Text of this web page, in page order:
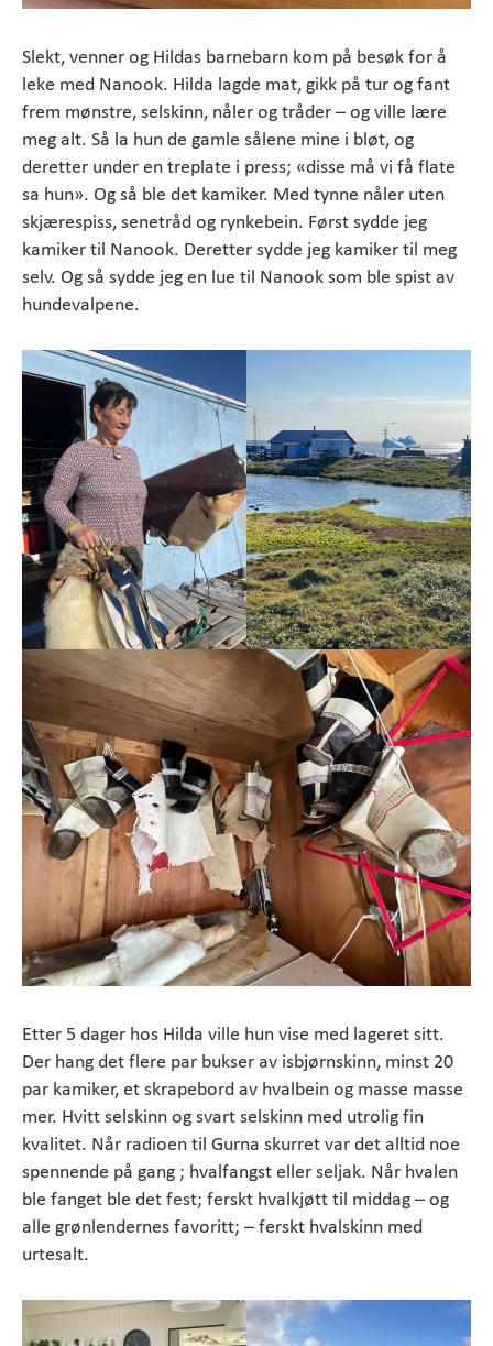
Slekt, venner og Hildas barnebarn kom på besøk for å
leke med Nanook. Hilda lagde mat, gikk på tur og fant
frem mønstre, selskinn, nåler og tråder – og ville lære
meg alt. Så la hun de gamle sålene mine i bløt, og
deretter under en treplate i press; «disse må vi få flate
sa hun». Og så ble det kamiker. Med tynne nåler uten
skjærespiss, senetråd og rynkebein. Først sydde jeg
kamiker til Nanook. Deretter sydde jeg kamiker til meg
selv. Og så sydde jeg en lue til Nanook som ble spist av
hundevalpene.
Etter 5 dager hos Hilda ville hun vise med lageret sitt.
Der hang det flere par bukser av isbjørnskinn, minst 20
par kamiker, et skrapebord av hvalbein og masse masse
mer. Hvitt selskinn og svart selskinn med utrolig fin
kvalitet. Når radioen til Gurna skurret var det alltid noe
spennende på gang ; hvalfangst eller seljak. Når hvalen
ble fanget ble det fest; ferskt hvalkjøtt til middag – og
alle grønlendernes favoritt; – ferskt hvalskinn med
urtesalt.